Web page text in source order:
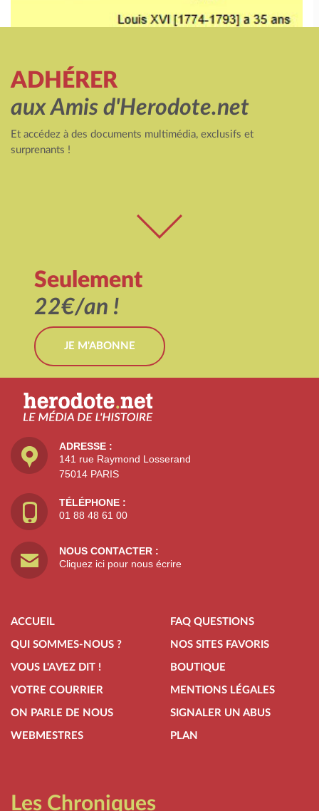
ADHÉRER
aux Amis d'Herodote.net
Et accédez à des documents multimédia, exclusifs et
surprenants !
Seulement
22€/an !
JE M'ABONNE
ADRESSE :
141 rue Raymond Losserand
75014 PARIS
TÉLÉPHONE :
01 88 48 61 00
NOUS CONTACTER :
Cliquez ici pour nous écrire
ACCUEIL
QUI SOMMES-NOUS ?
VOUS L'AVEZ DIT !
VOTRE COURRIER
ON PARLE DE NOUS
WEBMESTRES
FAQ QUESTIONS
NOS SITES FAVORIS
BOUTIQUE
MENTIONS LÉGALES
SIGNALER UN ABUS
PLAN
Les Chroniques